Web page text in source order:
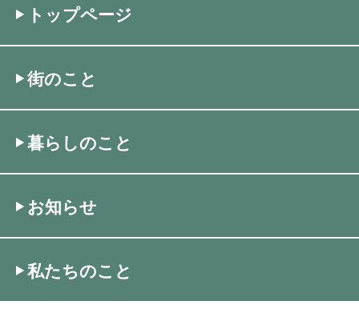
トップページ
街のこと
暮らしのこと
お知らせ
私たちのこと